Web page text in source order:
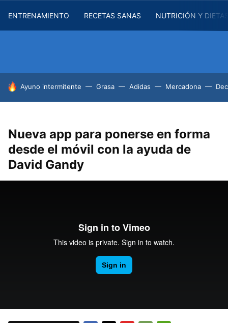
ENTRENAMIENTO RECETAS SANAS NUTRICIÓN Y
HOY SE HABLA DE
Ayuno intermitente Grasa Adidas Mercadona
Nueva app para ponerse en forma
desde el móvil con la ayuda de
David Gandy